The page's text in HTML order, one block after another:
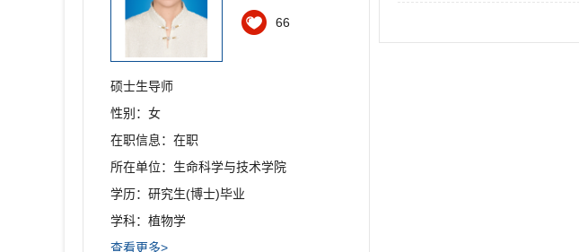
66
硕士生导师
性别：女
在职信息：在职
所在单位：生命科学与技术学院
学历：研究生(博士)毕业
学科：植物学
查看更多>